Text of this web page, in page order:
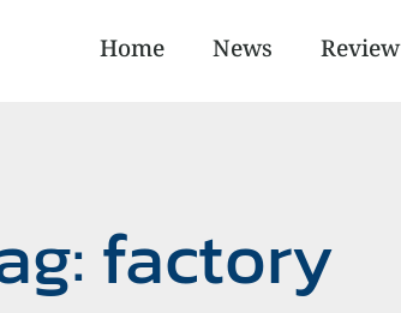
Home News Review
factory